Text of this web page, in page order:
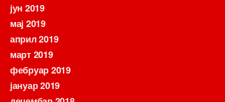
јун 2019
мај 2019
април 2019
март 2019
фебруар 2019
јануар 2019